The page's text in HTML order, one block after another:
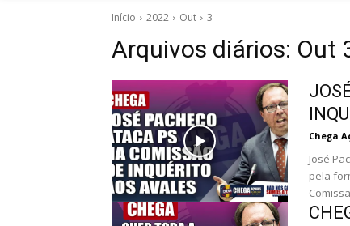
Início 2022 Out 3
Arquivos diários: Out
Chega
José
pela